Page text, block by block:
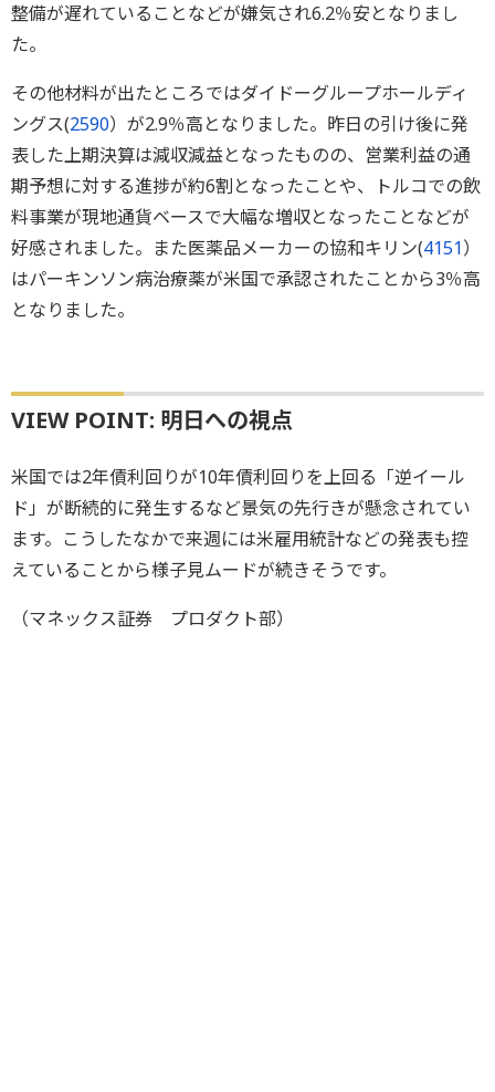
整備が遅れていることなどが嫌気され6.2％安となりまし
た。
その他材料が出たところではダイドーグループホールディ
ングス(2590）が2.9％高となりました。昨日の引け後に発
表した上期決算は減収減益となったものの、営業利益の通
期予想に対する進捗が約6割となったことや、トルコでの飲
料事業が現地通貨ベースで大幅な増収となったことなどが
好感されました。また医薬品メーカーの協和キリン(4151）
はパーキンソン病治療薬が米国で承認されたことから3％高
となりました。
VIEW POINT: 明日への視点
米国では2年債利回りが10年債利回りを上回る「逆イール
ド」が断続的に発生するなど景気の先行きが懸念されてい
ます。こうしたなかで来週には米雇用統計などの発表も控
えていることから様子見ムードが続きそうです。
（マネックス証券 プロダクト部）